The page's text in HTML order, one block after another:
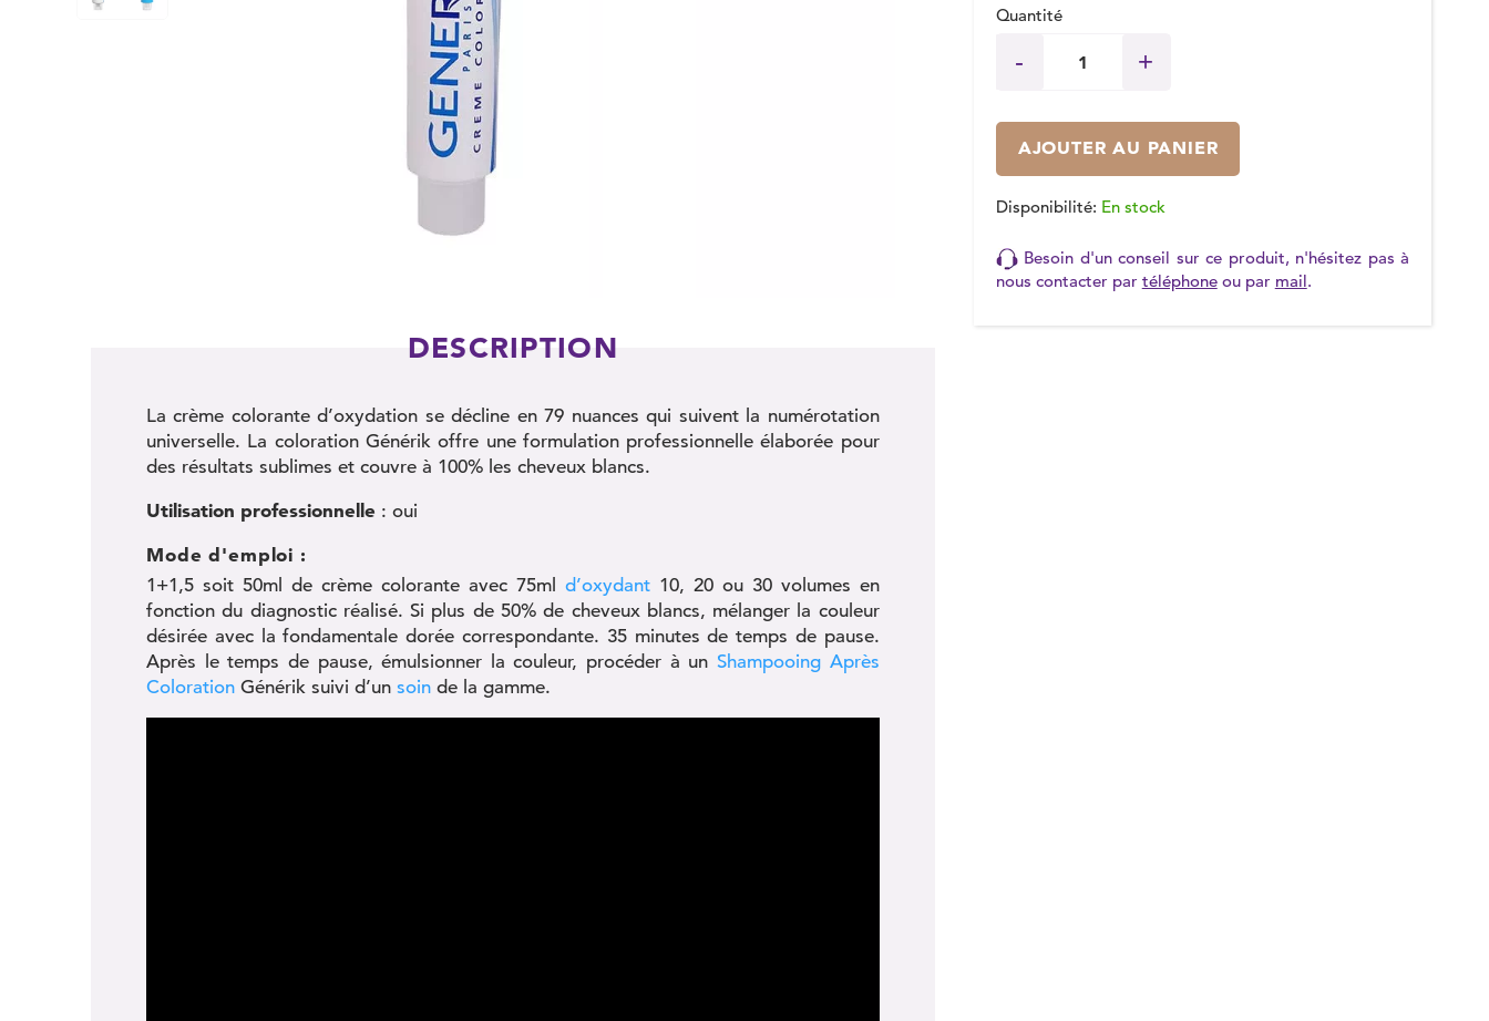
Quantité
AJOUTER AU PANIER
Disponibilité: En stock
Besoin d'un conseil sur ce produit, n'hésitez pas à
nous contacter par téléphoneou par mail.
DESCRIPTION
La crème colorante d’oxydation se décline en 79 nuances qui suivent la numérotation
universelle. La coloration Générik offre une formulation professionnelle élaborée pour
des résultats sublimes et couvre à 100% les cheveux blancs.
Utilisation professionnelle : oui
Mode d'emploi :
1+1,5 soit 50ml de crème colorante avec 75ml d’oxydant10, 20 ou 30 volumes en
fonction du diagnostic réalisé. Si plus de 50% de cheveux blancs, mélanger la couleur
désirée avec la fondamentale dorée correspondante. 35 minutes de temps de pause.
Après le temps de pause, émulsionner la couleur, procéder à unShampooing Après
Coloration Générik suivi d’un soin de la gamme.